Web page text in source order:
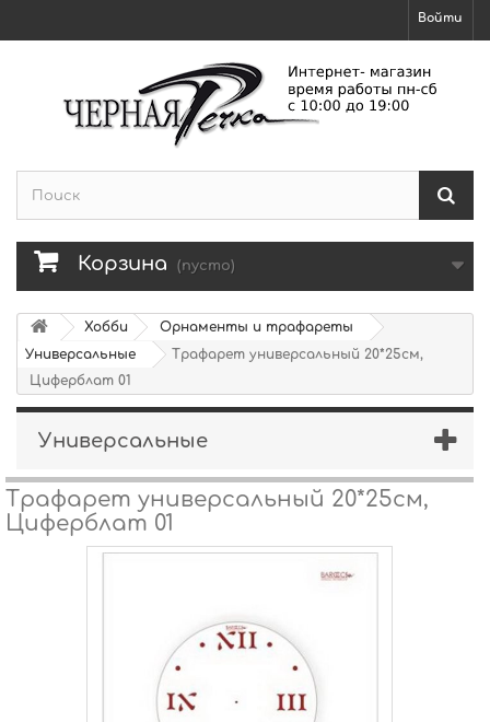
Войти
Корзина (пусто)
Хобби
Орнаменты и трафареты
Универсальные
Трафарет универсальный 20*25см,
Циферблат 01
Универсальные
Трафарет универсальный 20*25см,
Циферблат 01